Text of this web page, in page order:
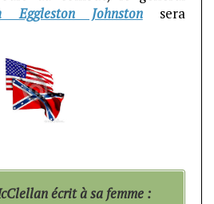
Eggleston Johnstonsera
écrit à sa femme :